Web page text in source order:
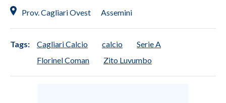
Prov. Cagliari Ovest Assemini
Tags: Cagliari Calcio calcio
Serie A
Florinel Coman
Zito Luvumbo